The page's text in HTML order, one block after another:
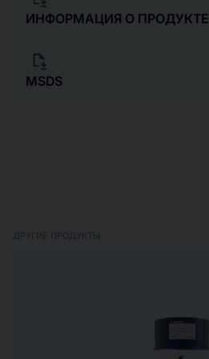
ИНФОРМАЦИЯ О ПРОДУКТЕ
MSDS
ДРУГИЕ ПРОДУКТЫ